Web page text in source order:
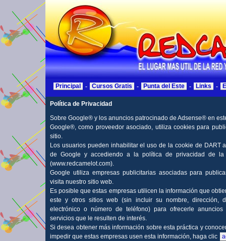
Principal - Cursos Gratis - Punta del Este - Links -
Política de Privacidad
Sobre Google® y los anuncios patrocinado de Adsense® en
Google®, como proveedor asociado, utiliza cookies para
sitio.
Los usuarios pueden inhabilitar el uso de la cookie de DART
de Google y accediendo a la política de privacidad de la
(www.redcamelot.com).
Google utiliza empresas publicitarias asociadas para
visita nuestro sitio web.
Es posible que estas empresas utilicen la información que
este y otros sitios web (sin incluir su nombre, dirección,
electrónico o número de teléfono) para ofrecerle anuncios
servicios que le resulten de interés.
Si desea obtener más información sobre esta práctica y
impedir que estas empresas usen esta información, haga clic